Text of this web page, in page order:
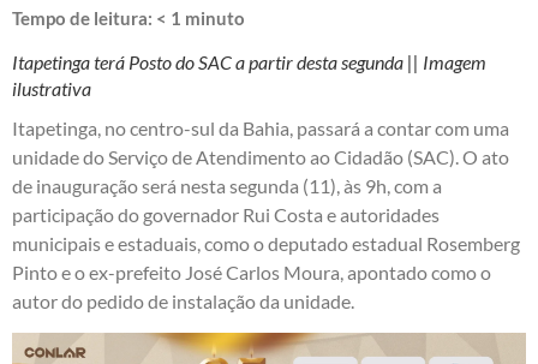
Tempo de leitura: < 1 minuto
Itapetinga terá Posto do SAC a partir desta segunda || Imagem
ilustrativa
Itapetinga, no centro-sul da Bahia, passará a contar com uma
unidade do Serviço de Atendimento ao Cidadão (SAC). O ato
de inauguração será nesta segunda (11), às 9h, com a
participação do governador Rui Costa e autoridades
municipais e estaduais, como o deputado estadual Rosemberg
Pinto e o ex-prefeito José Carlos Moura, apontado como o
autor do pedido de instalação da unidade.